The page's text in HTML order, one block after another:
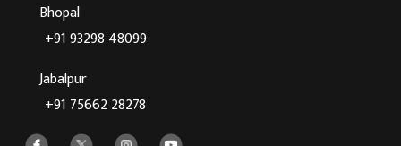
Bhopal
+91 93298 48099
Jabalpur
+91 75662 28278